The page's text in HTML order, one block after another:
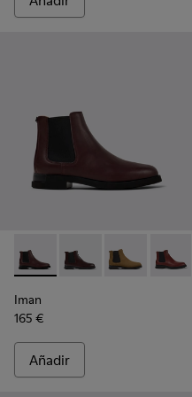
Iman - K400299-024 -
Iman - K400299-
Iman - Iman
Iman
165 €
Añadir